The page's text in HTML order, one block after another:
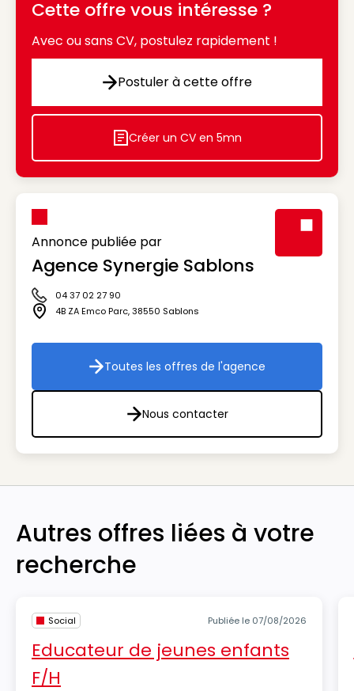
Cette offre vous intéresse ?
Avec ou sans CV, postulez rapidement !
Postuler à cette offre
Postuler à cette offre
Icon decorative
Créer un CV en 5mn
Annonce publiée par
Agence Synergie Sablons
Icône téléphone
04 37 02 27 90
Icône adresse
4B ZA Emco Parc,38550 Sablons
Toutes les offres de l'agence
Toutes les offres de l'agence
Nous contacter
Nous contacter
Autres offres liées à votre
recherche
Social Publiée le 07/08/2026
Educateur de jeunes enfants
F/H